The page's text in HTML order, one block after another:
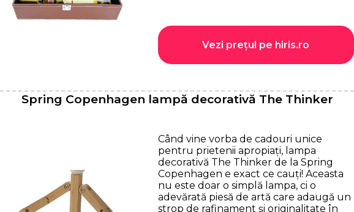
Vezi prețul pe hiris.ro
Spring Copenhagen lampă decorativă The Thinker
Când vine vorba de cadouri unice
pentru prietenii apropiați, lampa
decorativă The Thinker de la Spring
Copenhagen e exact ce cauți! Aceasta
nu este doar o simplă lampa, ci o
adevărată piesă de artă care adaugă un
strop de rafinament și originalitate în